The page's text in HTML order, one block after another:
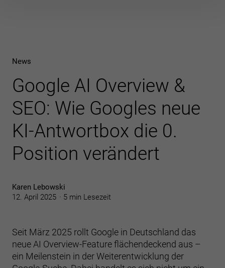
News
Google AI Overview &
SEO: Wie Googles neue
KI-Antwortbox die 0.
Position verändert
Karen Lebowski
12. April 2025
5 min Lesezeit
Seit März 2025 rollt Google in Deutschland das
neue AI Overview-Feature flächendeckend aus –
ein Meilenstein in der Weiterentwicklung der